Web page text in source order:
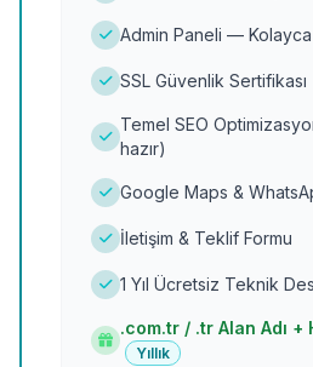
Admin Paneli —
SSL Güvenlik Sertifikası
Temel SEO
hazır)
Google Maps &
İletişim & Teklif Formu
1 Yıl Ücretsiz Teknik
.com.tr / .tr Alan Adı +
Yıllık